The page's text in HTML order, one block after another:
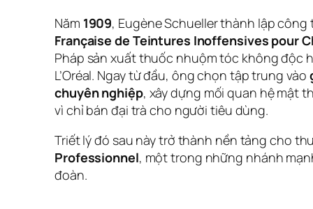
Năm 1909, Eugène Schueller thành lập công
Française de Teintures Inoffensives pour
Pháp sản xuất thuốc nhuộm tóc không độc
L’Oréal. Ngay từ đầu, ông chọn tập trung vào
chuyên nghiệp, xây dựng mối quan hệ mật
vì chỉ bán đại trà cho người tiêu dùng.
Triết lý đó sau này trở thành nền tảng cho
Professionnel, một trong những nhánh
đoàn.